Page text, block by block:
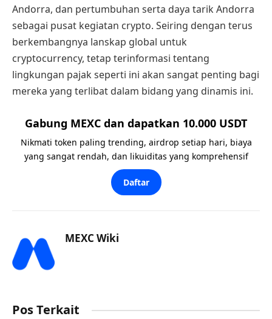
Andorra, dan pertumbuhan serta daya tarik Andorra
sebagai pusat kegiatan crypto. Seiring dengan terus
berkembangnya lanskap global untuk
cryptocurrency, tetap terinformasi tentang
lingkungan pajak seperti ini akan sangat penting bagi
mereka yang terlibat dalam bidang yang dinamis ini.
Gabung MEXC dan dapatkan 10.000 USDT
Nikmati token paling trending, airdrop setiap hari, biaya
yang sangat rendah, dan likuiditas yang komprehensif
Daftar
MEXC Wiki
Pos Terkait